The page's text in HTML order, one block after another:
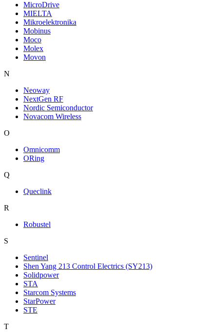
MicroDrive
MIELTA
Mikroelektronika
Mobinus
Moco
Molex
Movon
N
Neoway
NextGen RF
Nordic Semiconductor
Novacom Wireless
O
Omnicomm
ORing
Q
Queclink
R
Robustel
S
Sentinel
Shen Yang 213 Control Electrics (SY213)
Solidpower
STA
Starcom Systems
StarPower
STE
T